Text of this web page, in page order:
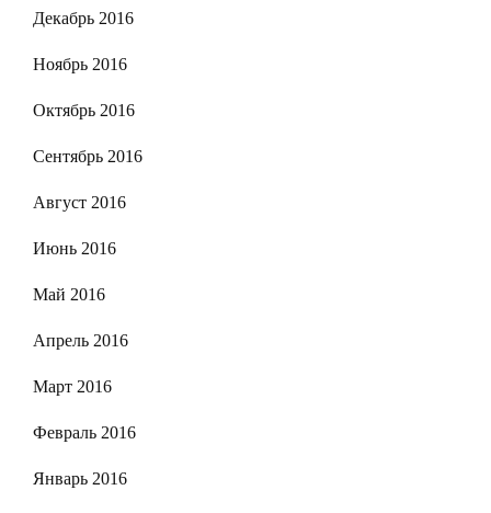
Декабрь 2016
Ноябрь 2016
Октябрь 2016
Сентябрь 2016
Август 2016
Июнь 2016
Май 2016
Апрель 2016
Март 2016
Февраль 2016
Январь 2016